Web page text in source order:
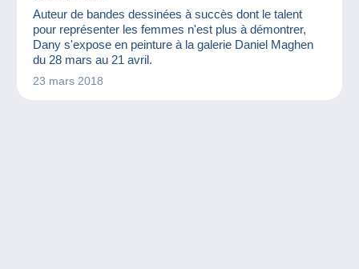
Auteur de bandes dessinées à succès dont le talent
pour représenter les femmes n'est plus à démontrer,
Dany s'expose en peinture à la galerie Daniel Maghen
du 28 mars au 21 avril.
23 mars 2018